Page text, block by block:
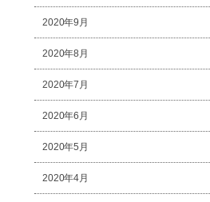
2020年9月
2020年8月
2020年7月
2020年6月
2020年5月
2020年4月